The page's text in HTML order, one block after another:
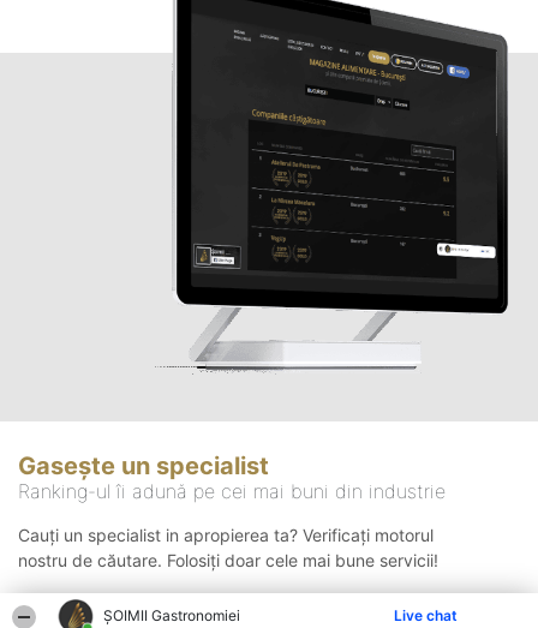
ȘOIMII Gastronomiei Live chat
Gasește un specialist
Ranking-ul îi adună pe cei mai buni din industrie
Cauți un specialist in apropierea ta? Verificați motorul
nostru de căutare. Folosiți doar cele mai bune servicii!